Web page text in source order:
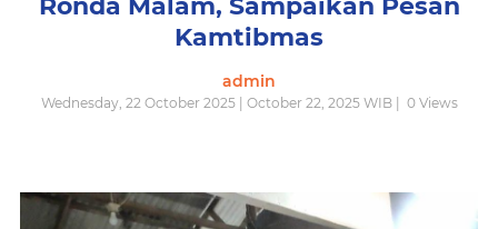
Ronda Malam, Sampaikan Pesan
Kamtibmas
admin
Wednesday, 22 October 2025 | October 22, 2025 WIB | 0Views